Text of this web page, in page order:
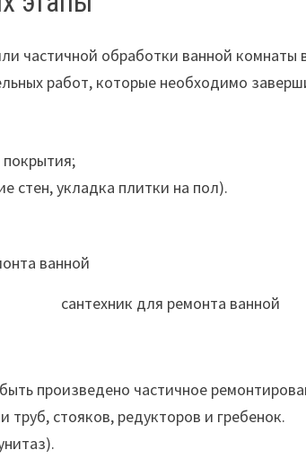
частичной обработки ванной комнаты
работ, которые необходимо
покрытия;
стен, укладка плитки на пол).
сантехник для ремонта ванной
произведено частичное
стояков, редукторов и гребенок.